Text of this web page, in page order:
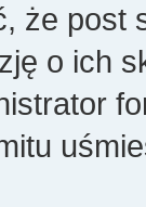
że
o ich